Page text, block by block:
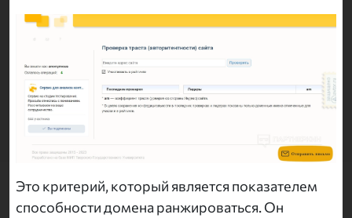
Это критерий, который является показателем
способности домена ранжироваться. Он